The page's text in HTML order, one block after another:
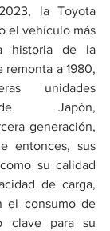
la Toyota
el vehículo más
historia de la
remonta a 1980,
unidades
Japón,
generación,
entonces, sus
su calidad
de carga,
el consumo de
clave para su